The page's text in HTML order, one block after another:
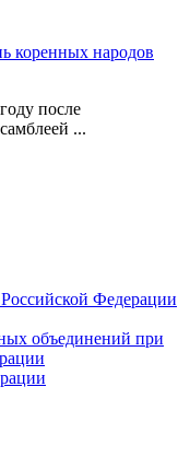
коренных народов
после
...
Федерации
объединений при